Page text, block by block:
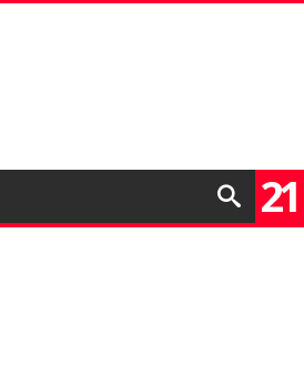
21